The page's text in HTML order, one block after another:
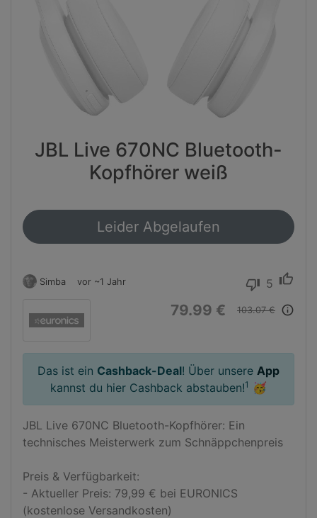
JBL Live 670NC Bluetooth-
Kopfhörer weiß
Leider Abgelaufen
Simba vor ~1 Jahr thumb_down 5 thumb_up
79.99 € 103.07 € info_outline
Das ist ein Cashback-Deal! Über unsere App
kannst du hier Cashback abstauben!1 🥳
JBL Live 670NC Bluetooth-Kopfhörer: Ein
technisches Meisterwerk zum Schnäppchenpreis
Preis & Verfügbarkeit:
- Aktueller Preis: 79,99 € bei EURONICS
(kostenlose Versandkosten)